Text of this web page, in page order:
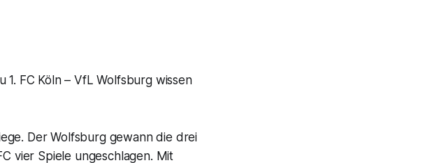
1. FC Köln – VfL Wolfsburg wissen
Der Wolfsburg gewann die drei
vier Spiele ungeschlagen. Mit